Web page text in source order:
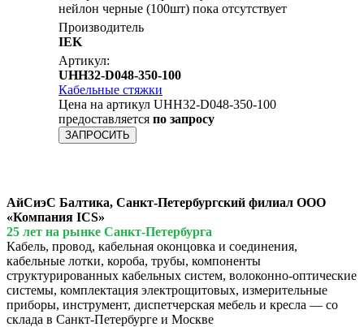
нейлон черные (100шт) пока отсутствует
Производитель
IEK
Артикул:
UHH32-D048-350-100
Кабельные стяжки
Цена на артикул UHH32-D048-350-100
предоставляется по запросу
ЗАПРОСИТЬ
АйСиэС Балтика, Санкт-Петербургский филиал ООО
«Компания ICS»
25 лет на рынке Санкт-Петербурга
Кабель, провод, кабельная оконцовка и соединения,
кабельные лотки, короба, трубы, компоненты
структурированных кабельных систем, волоконно-оптические
системы, комплектация электрощитовых, измерительные
приборы, инструмент, диспетчерская мебель и кресла — со
склада в Санкт-Петербурге и Москве